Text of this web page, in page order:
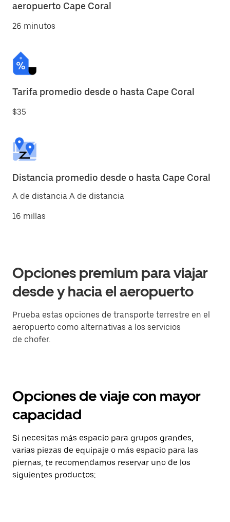
aeropuerto Cape Coral
26 minutos
Tarifa promedio desde o hasta Cape Coral
$35
Distancia promedio desde o hasta Cape Coral
A de distancia A de distancia
16 millas
Opciones premium para viajar
desde y hacia el aeropuerto
Prueba estas opciones de transporte terrestre en el
aeropuerto como alternativas a los servicios
de chofer.
Opciones de viaje con mayor
capacidad
Si necesitas más espacio para grupos grandes,
varias piezas de equipaje o más espacio para las
piernas, te recomendamos reservar uno de los
siguientes productos: